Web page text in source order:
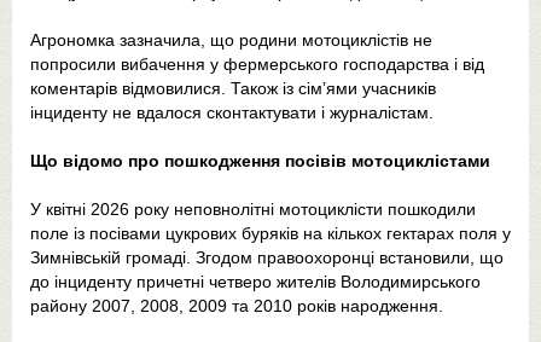
Агрономка зазначила, що родини мотоциклістів не
попросили вибачення у фермерського господарства і від
коментарів відмовилися. Також із сімʼями учасників
інциденту не вдалося сконтактувати і журналістам.
Що відомо про пошкодження посівів мотоциклістами
У квітні 2026 року неповнолітні мотоциклісти пошкодили
поле із посівами цукрових буряків на кількох гектарах поля у
Зимнівській громаді. Згодом правоохоронці встановили, що
до інциденту причетні четверо жителів Володимирського
району 2007, 2008, 2009 та 2010 років народження.